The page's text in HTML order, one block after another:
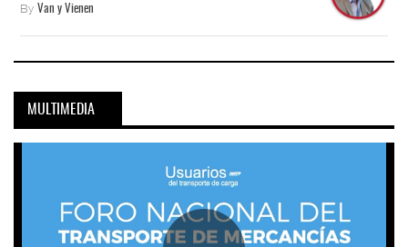
By Van y Vienen
MULTIMEDIA